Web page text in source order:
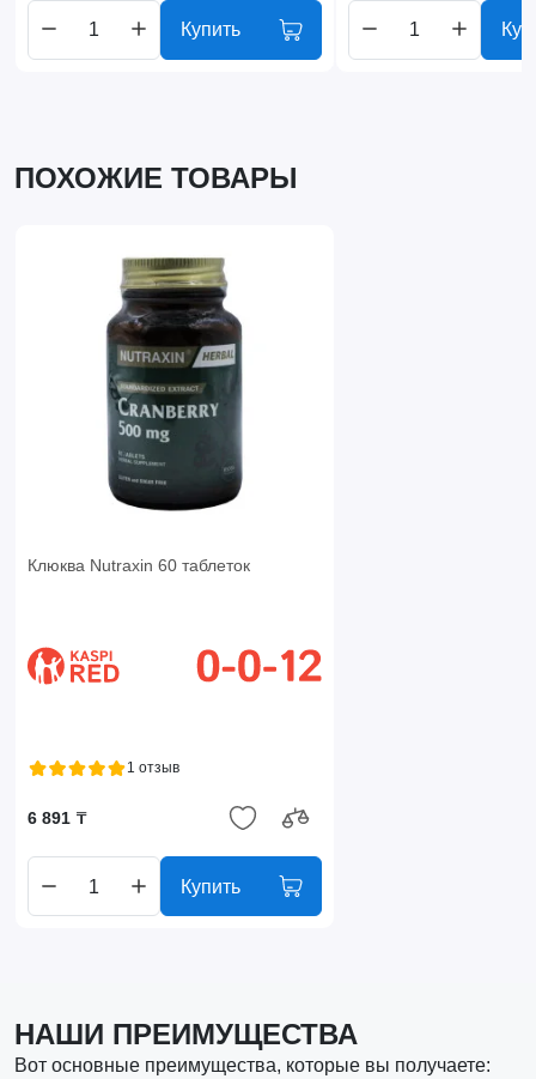
Купить
ПОХОЖИЕ ТОВАРЫ
Клюква Nutraxin 60 таблеток
1 отзыв
6 891 ₸
Купить
НАШИ ПРЕИМУЩЕСТВА
Вот основные преимущества, которые вы получаете: